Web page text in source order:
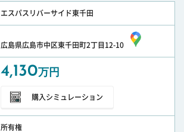
エスパスリバーサイド東千田
広島県広島市中区東千田町2丁目12-10
4,130万円
購入シミュレーション
所有権